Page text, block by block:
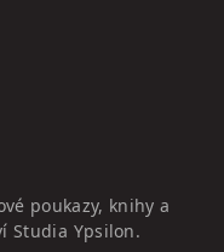
poukazy, knihy a
Studia Ypsilon.